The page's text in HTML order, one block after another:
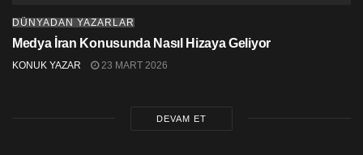
DÜNYADAN YAZARLAR
Medya İran Konusunda Nasıl Hizaya Geliyor
KONUK YAZAR 23 MART 2026
DEVAM ET